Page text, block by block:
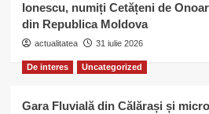
Ionescu, numiți Cetățeni de
din Republica Moldova
actualitatea 31 iulie 2026
De interes Uncategorized
Gara Fluvială din Călărași și